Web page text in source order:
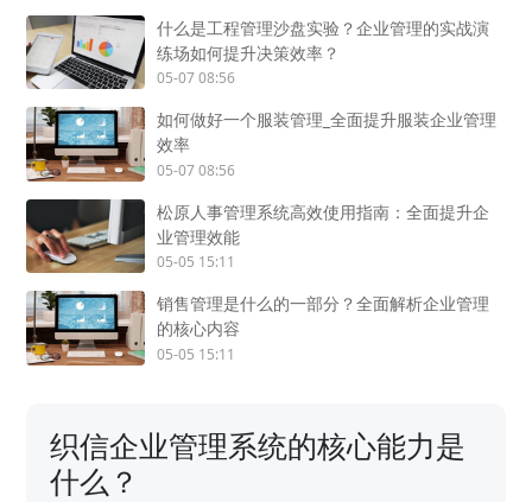
什么是工程管理沙盘实验？企业管理的实战演
练场如何提升决策效率？
05-07 08:56
如何做好一个服装管理_全面提升服装企业管理
效率
05-07 08:56
松原人事管理系统高效使用指南：全面提升企
业管理效能
05-05 15:11
销售管理是什么的一部分？全面解析企业管理
的核心内容
05-05 15:11
织信企业管理系统的核心能力是
什么？